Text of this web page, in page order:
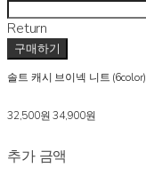
Return
구매하기
솔트 캐시 브이넥 니트 (6color)
32,500원34,900원
추가 금액